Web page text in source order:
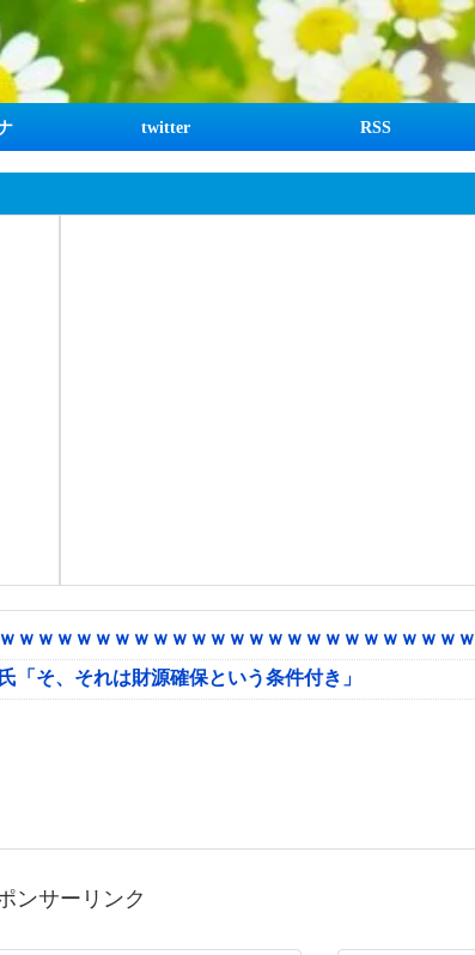
twitter RSS
ｗｗｗｗｗｗｗｗｗｗｗｗｗｗｗｗｗｗｗｗｗｗｗｗ
そ、それは財源確保という条件付き」
ンサーリンク